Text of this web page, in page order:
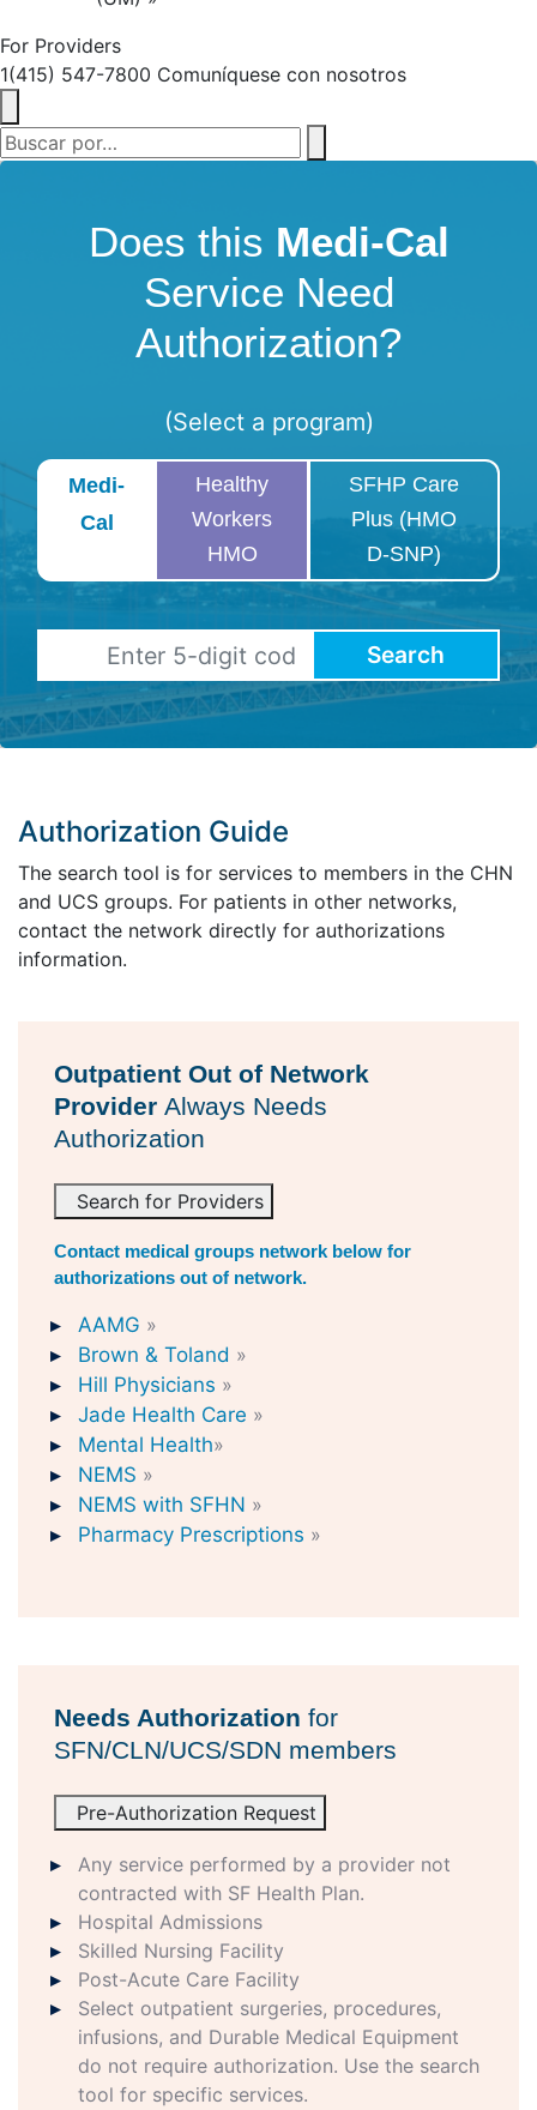
For Providers
1(415) 547-7800 Comuníquese con nosotros
Does this Medi-Cal
Service Need
Authorization?
(Select a program)
Medi-
Cal
Healthy
Workers
HMO
SFHP Care
Plus (HMO
D-SNP)
Search
Authorization Guide
The search tool is for services to members in the CHN
and UCS groups. For patients in other networks,
contact the network directly for authorizations
information.
Outpatient Out of Network
Provider Always Needs
Authorization
Search for Providers
Contact medical groups network below for
authorizations out of network.
AAMG »
Brown & Toland »
Hill Physicians »
Jade Health Care »
Mental Health»
NEMS »
NEMS with SFHN »
Pharmacy Prescriptions »
Needs Authorization for
SFN/CLN/UCS/SDN members
Pre-Authorization Request
Any service performed by a provider not
contracted with SF Health Plan.
Hospital Admissions
Skilled Nursing Facility
Post-Acute Care Facility
Select outpatient surgeries, procedures,
infusions, and Durable Medical Equipment
do not require authorization. Use the search
tool for specific services.